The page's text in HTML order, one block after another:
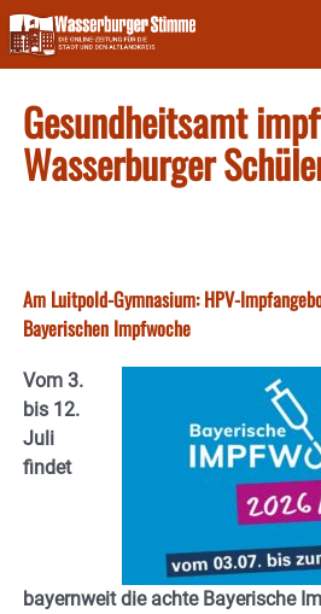
Skip
to
content
Gesundheitsamt
Wasserburger
Am Luitpold-Gymnasium: HPV-
Bayerischen Impfwoche
Vom 3.
bis 12.
Juli
findet
bayernweit die achte Bayerische